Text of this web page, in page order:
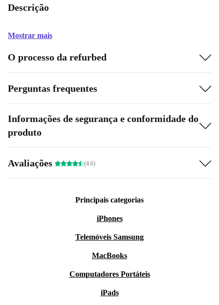
Descrição
Mostrar mais
O processo da refurbed
Perguntas frequentes
Informações de segurança e conformidade do
produto
Avaliações (4.6)
Principais categorias
iPhones
Telemóveis Samsung
MacBooks
Computadores Portáteis
iPads